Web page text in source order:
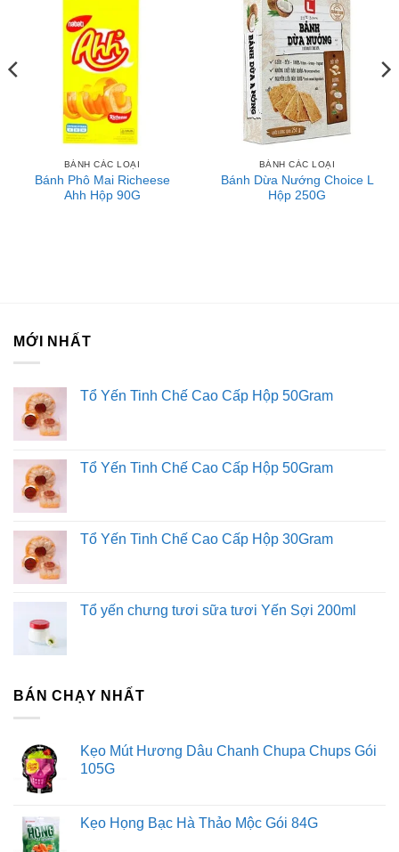
Tư vấn đầu tư chứng khoán
Dịch Vụ Đăng Ký Kinh Doanh
BÁNH CÁC LOẠI
Bánh Phô Mai Richeese
Ahh Hộp 90G
BÁNH CÁC LOẠI
Bánh Dừa Nướng Choice L
Hộp 250G
MỚI NHẤT
Tổ Yến Tinh Chế Cao Cấp Hộp 50Gram
Tổ Yến Tinh Chế Cao Cấp Hộp 50Gram
Tổ Yến Tinh Chế Cao Cấp Hộp 30Gram
Tổ yến chưng tươi sữa tươi Yến Sợi 200ml
BÁN CHẠY NHẤT
Kẹo Mút Hương Dâu Chanh Chupa Chups Gói
105G
Kẹo Họng Bạc Hà Thảo Mộc Gói 84G